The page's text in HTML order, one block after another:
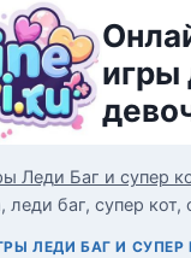
игры
Леди Баг и супер
леди баг, супер кот,
ЛЕДИ БАГ И СУПЕР